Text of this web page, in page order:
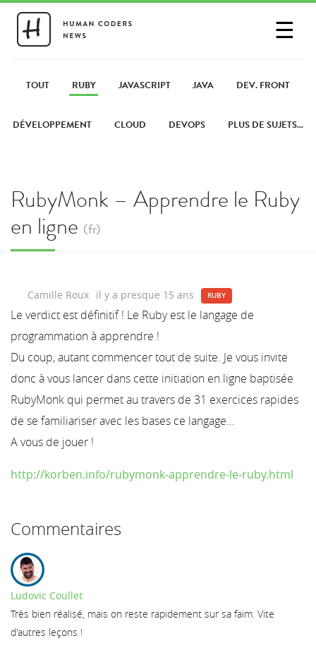
☰
PARTAGER UN LIEN
TOUT RUBY JAVASCRIPT JAVA DEV. FRONT
DÉVELOPPEMENT CLOUD DEVOPS PLUS DE SUJETS...
RubyMonk – Apprendre le Ruby
en ligne (fr)
Camille Roux il y a presque 15 ans RUBY
Le verdict est définitif ! Le Ruby est le langage de
programmation à apprendre !
Du coup, autant commencer tout de suite. Je vous invite
donc à vous lancer dans cette initiation en ligne baptisée
RubyMonk qui permet au travers de 31 exercices rapides
de se familiariser avec les bases ce langage…
A vous de jouer !
http://korben.info/rubymonk-apprendre-le-ruby.html
Commentaires
Ludovic Coullet
Très bien réalisé, mais on reste rapidement sur sa faim. Vite
d'autres leçons !